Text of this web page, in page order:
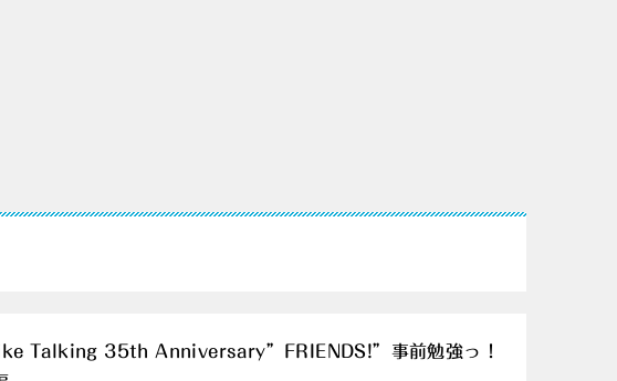
Talking 35th Anniversary”FRIENDS!”事前勉強っ！